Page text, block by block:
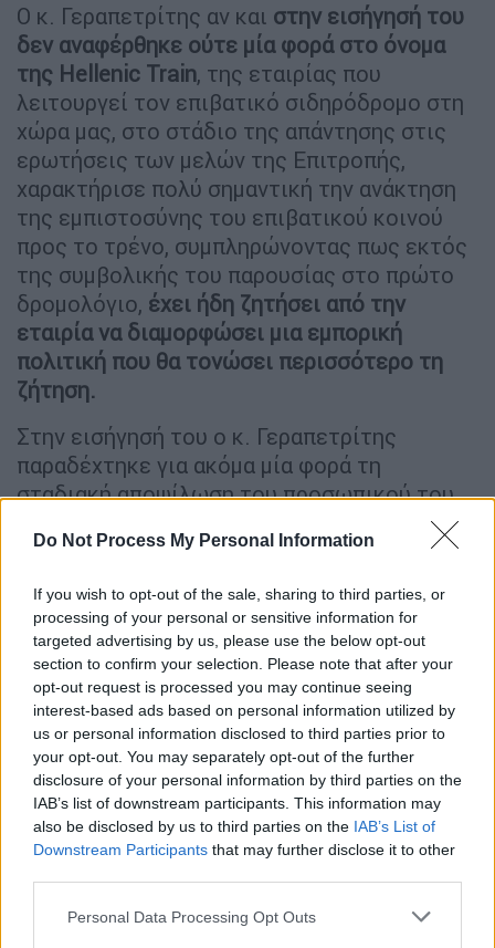
Do Not Process My Personal Information
If you wish to opt-out of the sale, sharing to third parties, or
processing of your personal or sensitive information for
targeted advertising by us, please use the below opt-out
section to confirm your selection. Please note that after your
opt-out request is processed you may continue seeing
interest-based ads based on personal information utilized by
us or personal information disclosed to third parties prior to
your opt-out. You may separately opt-out of the further
disclosure of your personal information by third parties on the
IAB’s list of downstream participants. This information may
also be disclosed by us to third parties on the IAB’s List of
Downstream Participants that may further disclose it to other
Please note that this website/app uses one or more Google
Personal Data Processing Opt Outs
Ο κ. Γεραπετρίτης αν και στην εισήγησή του
δεν αναφέρθηκε ούτε μία φορά στο όνομα
της Hellenic Train, της εταιρίας που
λειτουργεί τον επιβατικό σιδηρόδρομο στη
χώρα μας, στο στάδιο της απάντησης στις
ερωτήσεις των μελών της Επιτροπής,
χαρακτήρισε πολύ σημαντική την ανάκτηση
της εμπιστοσύνης του επιβατικού κοινού
προς το τρένο, συμπληρώνοντας πως εκτός
της συμβολικής του παρουσίας στο πρώτο
δρομολόγιο, έχει ήδη ζητήσει από την
εταιρία να διαμορφώσει μια εμπορική
πολιτική που θα τονώσει περισσότερο τη
ζήτηση.
Στην εισήγησή του ο κ. Γεραπετρίτης
παραδέχτηκε για ακόμα μία φορά τη
σταδιακή αποψίλωση του προσωπικού του
χρονικό διάστημα «δε γίνονταν καθόλου
πολύ κρίσιμες θέσεις με αποτέλεσμα τη
σχετική ανεπάρκεια». Επανέλαβε ότι πολύ
γρήγορα θα έχουν ολοκληρωθεί οι μόνιμες
προσλήψεις των 90 ατόμων που εκκρεμούν,
ενώ γρήγορα θα προχωρήσουν και οι 100
προγραμματισμένες προσλήψεις για το 2023
από την ίδια δεξαμενή του 10.500 αιτήσεων
του πρώτου διαγωνισμού του ΑΣΕΠ.
Ως προς την εκπαίδευση των εργαζομένων,
τόνισε ότι θα επαναξιολογηθεί το συνολικό
πλαίσιο. Για το υφιστάμενο πρόγραμμα